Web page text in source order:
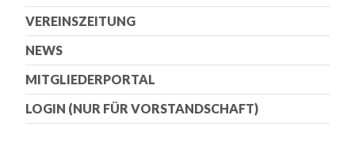
VEREINSZEITUNG
NEWS
MITGLIEDERPORTAL
LOGIN (NUR FÜR VORSTANDSCHAFT)